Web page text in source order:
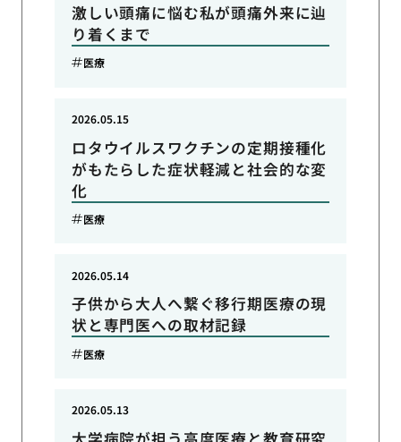
激しい頭痛に悩む私が頭痛外来に辿
り着くまで
医療
ロタウイルスワクチンの定期接種化
がもたらした症状軽減と社会的な変
化
2026.05.15
医療
子供から大人へ繋ぐ移行期医療の現
状と専門医への取材記録
2026.05.14
医療
2026.05.13